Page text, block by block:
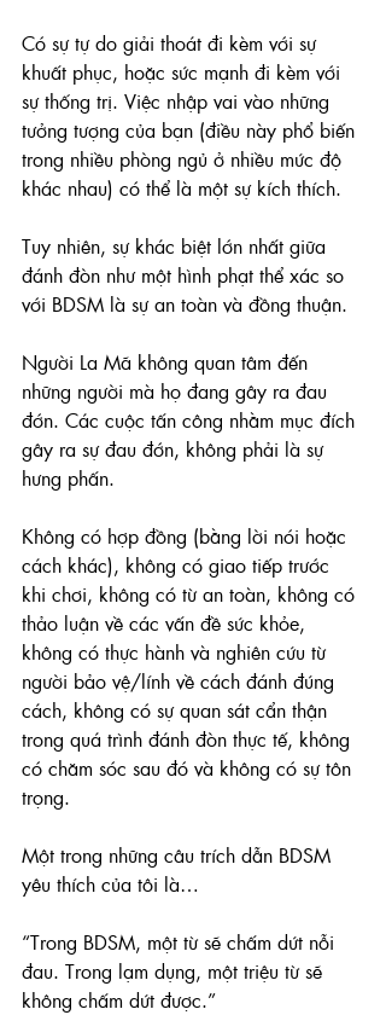
Có sự tự do giải thoát đi kèm với sự
khuất phục, hoặc sức mạnh đi kèm với
sự thống trị. Việc nhập vai vào những
tưởng tượng của bạn (điều này phổ biến
trong nhiều phòng ngủ ở nhiều mức độ
khác nhau) có thể là một sự kích thích.
Tuy nhiên, sự khác biệt lớn nhất giữa
đánh đòn như một hình phạt thể xác so
với BDSM là sự an toàn và đồng thuận.
Người La Mã không quan tâm đến
những người mà họ đang gây ra đau
đớn. Các cuộc tấn công nhằm mục đích
gây ra sự đau đớn, không phải là sự
hưng phấn.
Không có hợp đồng (bằng lời nói hoặc
cách khác), không có giao tiếp trước
khi chơi, không có từ an toàn, không có
thảo luận về các vấn đề sức khỏe,
không có thực hành và nghiên cứu từ
người bảo vệ/lính về cách đánh đúng
cách, không có sự quan sát cẩn thận
trong quá trình đánh đòn thực tế, không
có chăm sóc sau đó và không có sự tôn
trọng.
Một trong những câu trích dẫn BDSM
yêu thích của tôi là…
“Trong BDSM, một từ sẽ chấm dứt nỗi
đau. Trong lạm dụng, một triệu từ sẽ
không chấm dứt được.”